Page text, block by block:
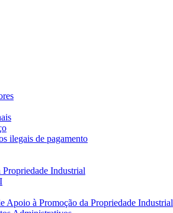
ilegais de pagamento
Industrial
Apoio à Promoção da Propriedade Industrial